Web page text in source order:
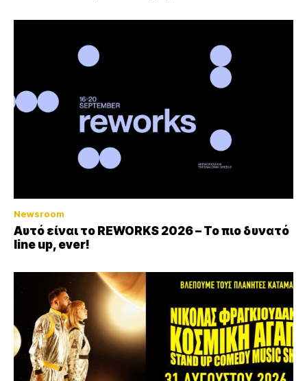
Newsroom
Αυτό είναι το REWORKS 2026 – Το πιο δυνατό
line up, ever!